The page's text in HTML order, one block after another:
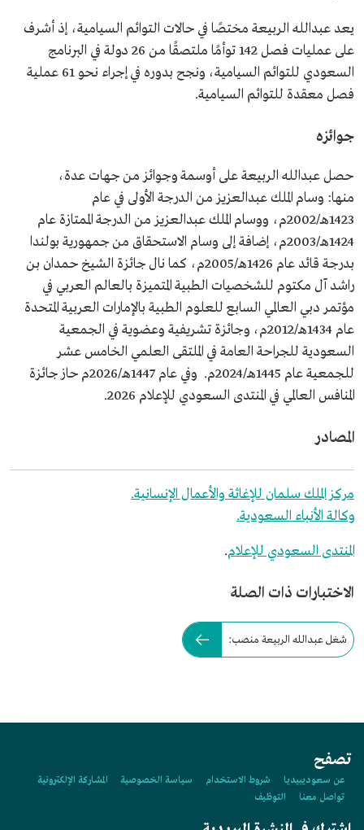
يعد عبدالله الربيعة مختصًا في حالات التوائم السيامية، إذ أشرف
على عمليات فصل 142 توأمًا ملتصقًا من 26 دولة في البرنامج
السعودي للتوائم السيامية، ونجح بدوره في إجراء نحو 61 عملية
فصل معقدة للتوائم السيامية.
جوائزه
حصل عبدالله الربيعة على أوسمة وجوائز من جهات عدة،
منها: وسام الملك عبدالعزيز من الدرجة الأولى في عام
1423هـ/2002م، ووسام الملك عبدالعزيز من الدرجة الممتازة عام
1424هـ/2003م، إضافة إلى وسام الاستحقاق من جمهورية بولندا
بدرجة قائد عام 1426هـ/2005م، كما نال جائزة الشيخ حمدان بن
راشد آل مكتوم للشخصيات الطبية المتميزة بالعالم العربي في
مؤتمر دبي العالمي السابع للعلوم الطبية بالإمارات العربية المتحدة
عام 1434هـ/2012م، وجائزة تشريفية وعضوية في الجمعية
السعودية للجراحة العامة في الملتقى العلمي الخامس عشر
للجمعية عام 1445هـ/2024م. وفي عام 1447هـ/2026م حاز جائزة
المنافس العالمي في المنتدى السعودي للإعلام 2026.
المصادر
مركز الملك سلمان للإغاثة والأعمال الإنسانية.
وكالة الأنباء السعودية.
المنتدى السعودي للإعلام.
الاختبارات ذات الصلة
شغل عبدالله الربيعة منصب:
تصفح
عن سعوديبيديا شروط الاستخدام سياسة الخصوصية
المشاركة الإلكترونية
تواصل معنا
التوظيف